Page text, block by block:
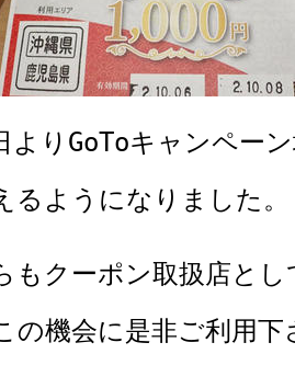
よりGoToキャンペー
るようになりました。
もクーポン取扱店と
の機会に是非ご利用下